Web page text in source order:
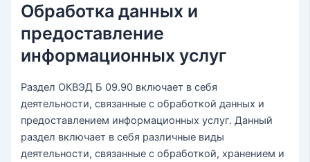
Обработка данных и
предоставление
информационных услуг
Раздел ОКВЭД Б 09.90 включает в себя
деятельности, связанные с обработкой данных и
предоставлением информационных услуг. Данный
раздел включает в себя различные виды
деятельности, связанные с обработкой, хранением и